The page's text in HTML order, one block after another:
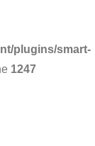
plugins/smart-
1247